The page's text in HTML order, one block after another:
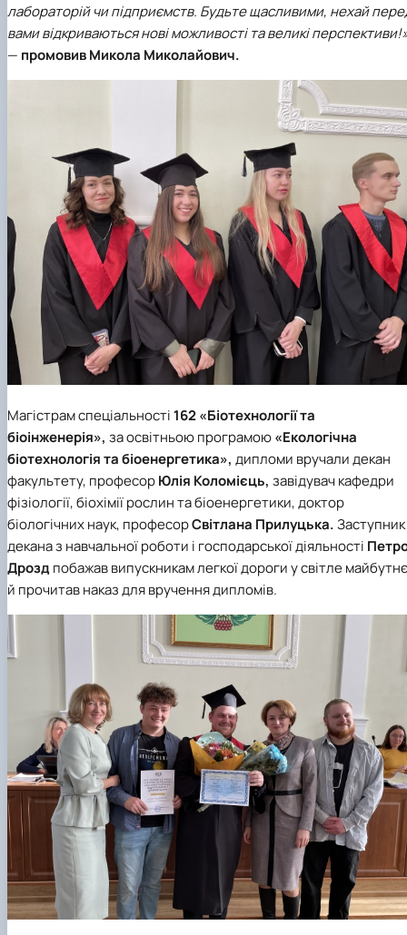
лабораторій чи підприємств. Будьте щасливими, нехай
вами відкриваються нові можливості та великі
— промовив Микола Миколайович.
Магістрам спеціальності 162 «Біотехнології та
біоінженерія», за освітньою програмою«Екологічна
біотехнологія та біоенергетика», дипломи вручали декан
факультету, професорЮлія Коломієць, завідувач кафедри
фізіології, біохімії рослин та біоенергетики, доктор
біологічних наук, професорСвітлана Прилуцька.Заступник
декана з навчальної роботи і господарської діяльності
Дрозд побажав випускникам легкої дороги у світле майбутнє
й прочитав наказ для вручення дипломів.